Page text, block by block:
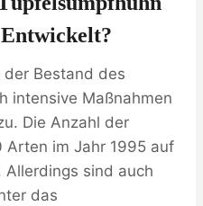
der Bestand des
intensive Maßnahmen
Die Anzahl der
Arten im Jahr 1995 auf
Allerdings sind auch
das